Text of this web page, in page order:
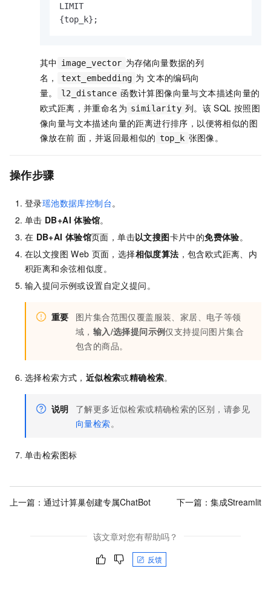
LIMIT
{top_k};
其中 image_vector 为存储向量数据的列
名，
text_embedding 为 ⽂本的编码向
量。
l2_distance 函数计算图像向量与⽂本描述向量的
欧式距离，并重命名为 similarity 列。该 SQL 按照图
像向量与⽂本描述向量的距离进⾏排序，以便将相似的图
像放在前 ⾯，并返回最相似的 top_k 张图像。
操作步骤
登录瑶池数据库控制台。
单击 DB+AI 体验馆。
在 DB+AI 体验馆页面，单击以文搜图卡片中的免费体验。
在以文搜图 Web 页面，选择相似度算法 ，包含欧式距离、内
积距离和余弦相似度。
输入提问示例或设置自定义提问。
重要
图片集合范围仅覆盖服装、家居、电子等领
域， 输入/选择提问示例仅支持提问图片集合
包含的商品。
选择检索方式， 近似检索或精确检索。
说明
了解更多近似检索或精确检索的区别，请参见
向量检索。
单击检索图标
上一篇： 通过计算巢创建专属ChatBot 下一篇： 集成Streamlit
该文章对您有帮助吗？
反馈